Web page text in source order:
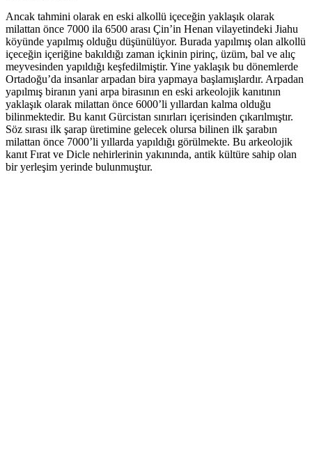
Ancak tahmini olarak en eski alkollü içeceğin yaklaşık olarak
milattan önce 7000 ila 6500 arası Çin’in Henan vilayetindeki Jiahu
köyünde yapılmış olduğu düşünülüyor. Burada yapılmış olan alkollü
içeceğin içeriğine bakıldığı zaman içkinin pirinç, üzüm, bal ve alıç
meyvesinden yapıldığı keşfedilmiştir. Yine yaklaşık bu dönemlerde
Ortadoğu’da insanlar arpadan bira yapmaya başlamışlardır. Arpadan
yapılmış biranın yani arpa birasının en eski arkeolojik kanıtının
yaklaşık olarak milattan önce 6000’li yıllardan kalma olduğu
bilinmektedir. Bu kanıt Gürcistan sınırları içerisinden çıkarılmıştır.
Söz sırası ilk şarap üretimine gelecek olursa bilinen ilk şarabın
milattan önce 7000’li yıllarda yapıldığı görülmekte. Bu arkeolojik
kanıt Fırat ve Dicle nehirlerinin yakınında, antik kültüre sahip olan
bir yerleşim yerinde bulunmuştur.